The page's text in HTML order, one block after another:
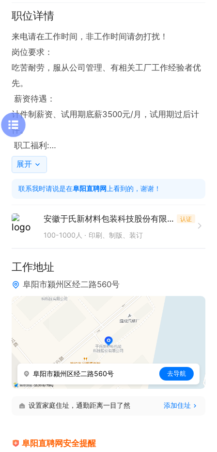
职位详情
来电请在工作时间，非工作时间请勿打扰！
岗位要求：
吃苦耐劳，服从公司管理、有相关工厂工作经验者优
先。
薪资待遇：
计件制薪资、试用期底薪3500元/月，试用期过后计
件。
职工福利:
1.提供免费住房、餐饮;夫妻可提供单间
活动，等;:
有兴趣直接电话联系，谢谢！
展开
联系我时请说是在阜阳直聘网 上看到的，谢谢！
安徽于氏新材料包装科技股份有限公司 认证
100-1000人 印刷、制版、装订
工作地址
阜阳市颍州区经二路560号
阜阳市颍州区经二路560号 去导航
设置家庭住址，通勤距离一目了然 添加住址
阜阳直聘网安全提醒